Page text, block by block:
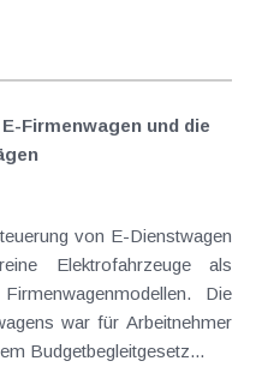
Firmenwagen und die
von E-Dienstwagen
Elektrofahrzeuge als
Die
war für Arbeitnehmer
Budgetbegleitgesetz...